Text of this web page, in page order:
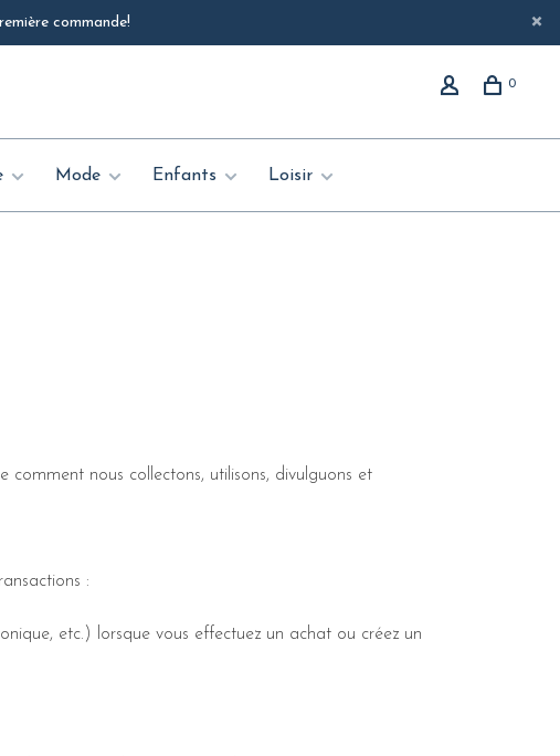
commande!
0
Mode Enfants Loisir
nous collectons, utilisons, divulguons et
:
etc.) lorsque vous effectuez un achat ou créez un